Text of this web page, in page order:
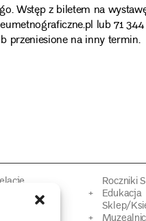
Wstęp z biletem na
lub 71
przeniesione na inny termin.
Roczniki
Edukacja
Sklep/